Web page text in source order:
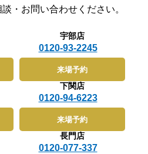
談・お問い合わせください。
宇部店
0120-93-2245
来場予約
下関店
0120-94-6223
来場予約
長門店
0120-077-337